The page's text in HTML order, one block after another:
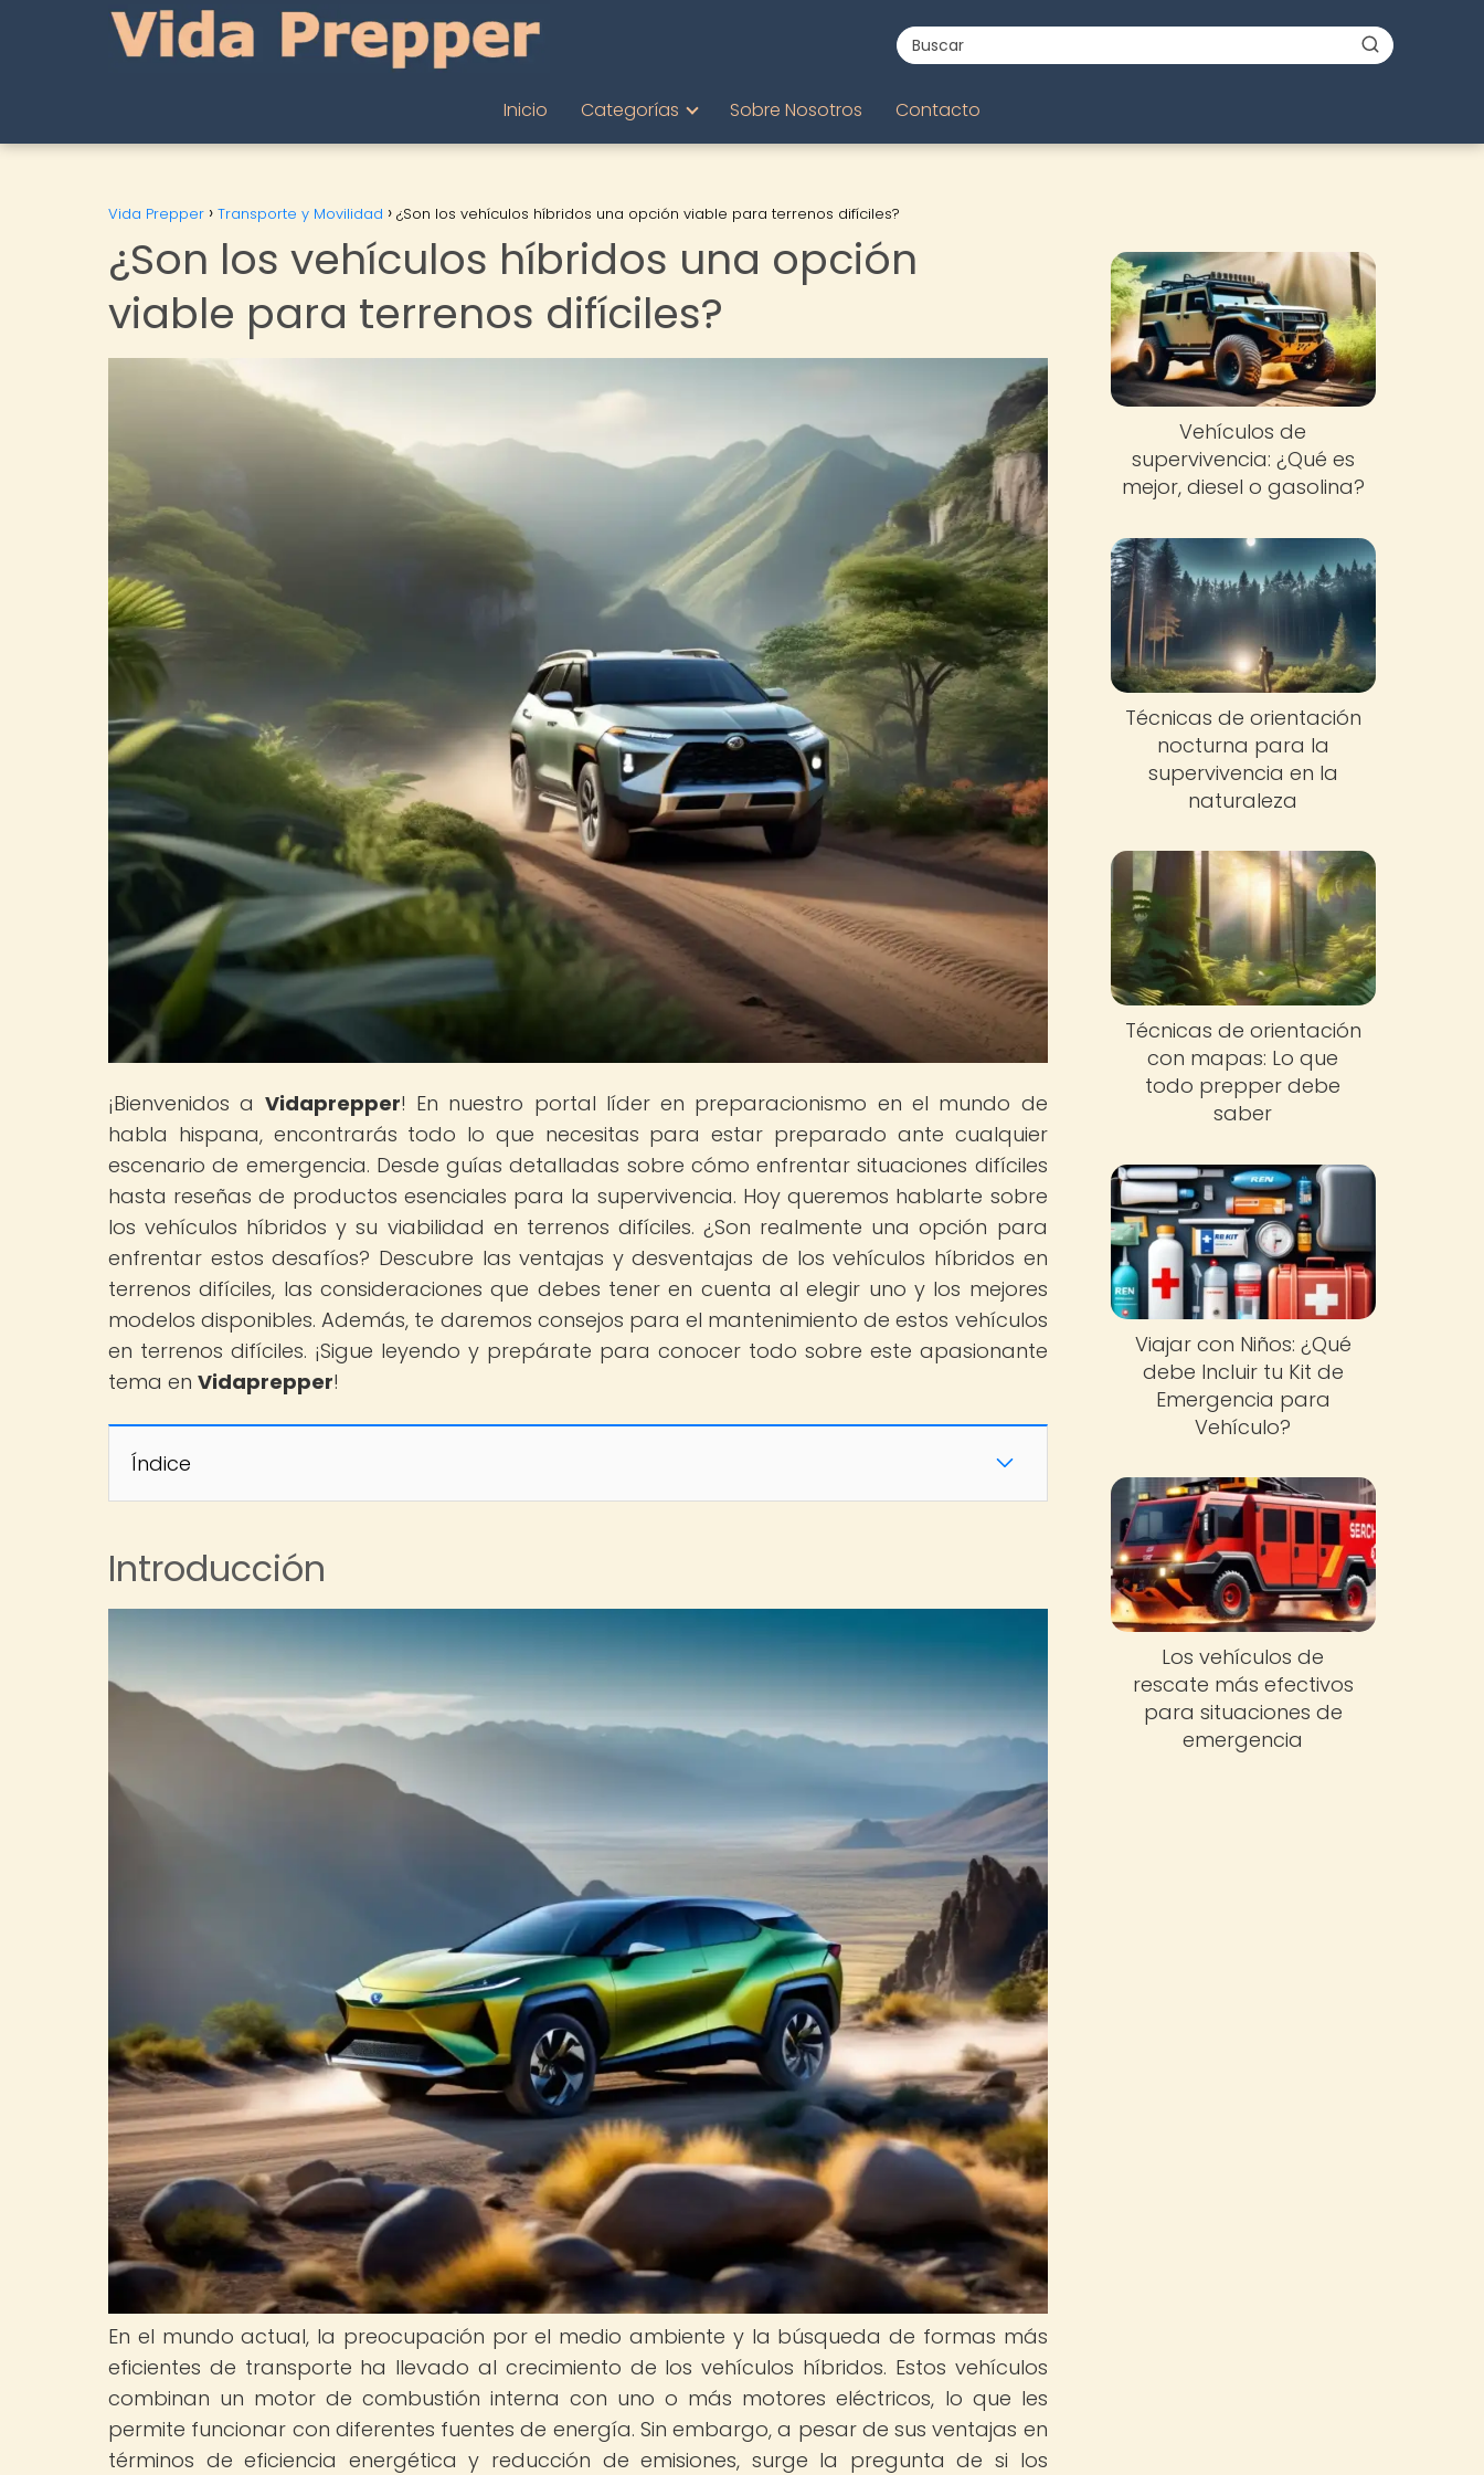
Inicio Categorías Sobre Nosotros Contacto
Vida Prepper Transporte y Movilidad ¿Son los vehículos híbridos una opción viable para terrenos difíciles?
¿Son los vehículos híbridos una opción
viable para terrenos difíciles?
¡Bienvenidos a Vidaprepper! En nuestro portal líder en preparacionismo en el mundo de
habla hispana, encontrarás todo lo que necesitas para estar preparado ante cualquier
escenario de emergencia. Desde guías detalladas sobre cómo enfrentar situaciones difíciles
hasta reseñas de productos esenciales para la supervivencia. Hoy queremos hablarte sobre
los vehículos híbridos y su viabilidad en terrenos difíciles. ¿Son realmente una opción para
enfrentar estos desafíos? Descubre las ventajas y desventajas de los vehículos híbridos en
terrenos difíciles, las consideraciones que debes tener en cuenta al elegir uno y los mejores
modelos disponibles. Además, te daremos consejos para el mantenimiento de estos vehículos
en terrenos difíciles. ¡Sigue leyendo y prepárate para conocer todo sobre este apasionante
tema en Vidaprepper!
Índice
Introducción
En el mundo actual, la preocupación por el medio ambiente y la búsqueda de formas más
eficientes de transporte ha llevado al crecimiento de los vehículos híbridos. Estos vehículos
combinan un motor de combustión interna con uno o más motores eléctricos, lo que les
permite funcionar con diferentes fuentes de energía. Sin embargo, a pesar de sus ventajas en
términos de eficiencia energética y reducción de emisiones, surge la pregunta de si los
Vehículos de
supervivencia: ¿Qué es
mejor, diesel o gasolina?
Técnicas de orientación
nocturna para la
supervivencia en la
naturaleza
Técnicas de orientación
con mapas: Lo que
todo prepper debe
saber
Viajar con Niños: ¿Qué
debe Incluir tu Kit de
Emergencia para
Vehículo?
Los vehículos de
rescate más efectivos
para situaciones de
emergencia